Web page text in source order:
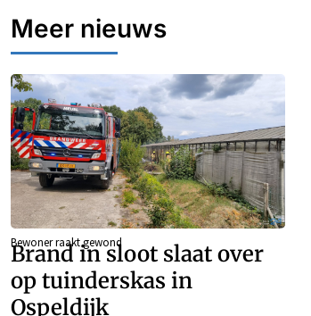
Meer nieuws
Bewoner raakt gewond
Brand in sloot slaat over
op tuinderskas in
Ospeldijk